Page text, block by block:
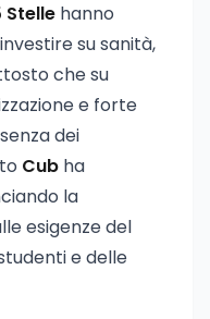
Stelle hanno
su sanità,
che su
e forte
dei
Cub ha
la
esigenze del
e delle